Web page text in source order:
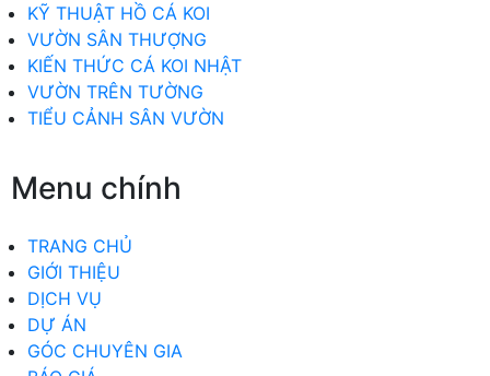
KỸ THUẬT HỒ CÁ KOI
VƯỜN SÂN THƯỢNG
KIẾN THỨC CÁ KOI NHẬT
VƯỜN TRÊN TƯỜNG
TIỂU CẢNH SÂN VƯỜN
Menu chính
TRANG CHỦ
GIỚI THIỆU
DỊCH VỤ
DỰ ÁN
GÓC CHUYÊN GIA